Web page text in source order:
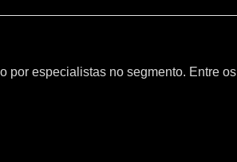
por especialistas no segmento. Entre os